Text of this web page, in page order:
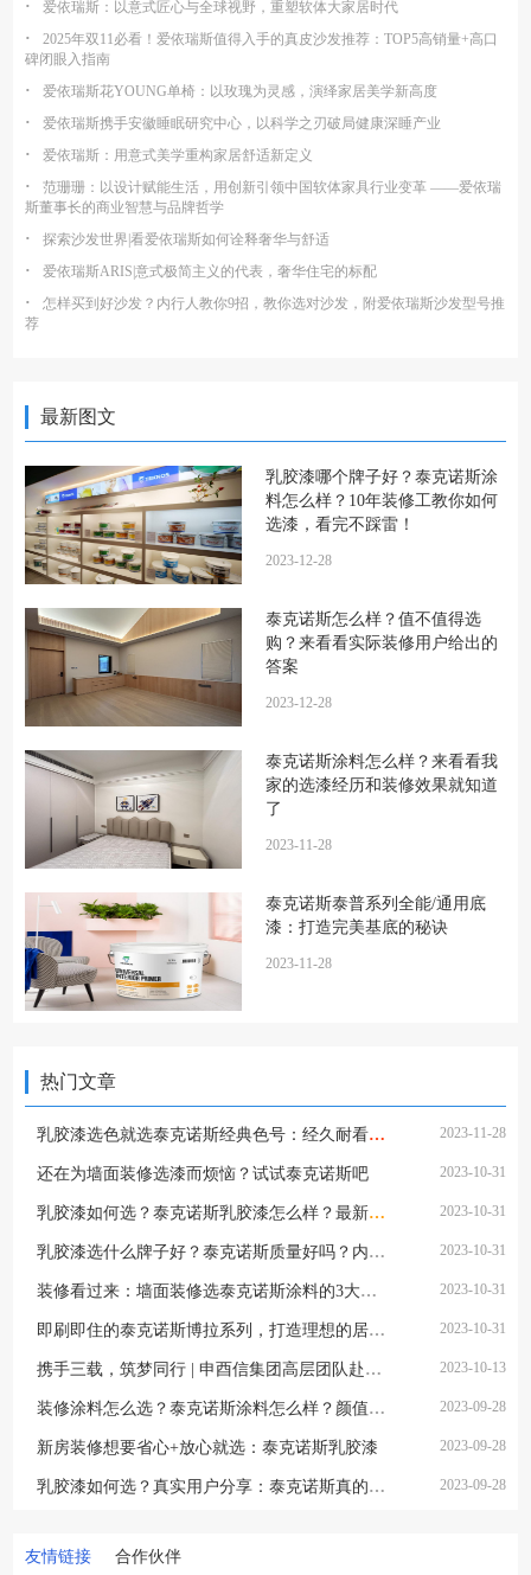
· 爱依瑞斯：以意式匠心与全球视野，重塑软体大家居时代
·
2025年双11必看！爱依瑞斯值得入手的真皮沙发推荐：TOP5高销量+高口
碑闭眼入指南
· 爱依瑞斯花YOUNG单椅：以玫瑰为灵感，演绎家居美学新高度
· 爱依瑞斯携手安徽睡眠研究中心，以科学之刃破局健康深睡产业
· 爱依瑞斯：用意式美学重构家居舒适新定义
·
范珊珊：以设计赋能生活，用创新引领中国软体家具行业变革 ——爱依瑞
斯董事长的商业智慧与品牌哲学
· 探索沙发世界|看爱依瑞斯如何诠释奢华与舒适
· 爱依瑞斯ARIS|意式极简主义的代表，奢华住宅的标配
·
怎样买到好沙发？内行人教你9招，教你选对沙发，附爱依瑞斯沙发型号推
荐
最新图文
乳胶漆哪个牌子好？泰克诺斯涂
料怎么样？10年装修工教你如何
选漆，看完不踩雷！
2023-12-28
泰克诺斯怎么样？值不值得选
购？来看看实际装修用户给出的
答案
2023-12-28
泰克诺斯涂料怎么样？来看看我
家的选漆经历和装修效果就知道
了
2023-11-28
泰克诺斯泰普系列全能/通用底
漆：打造完美基底的秘诀
2023-11-28
热门文章
乳胶漆选色就选泰克诺斯经典色号：经久耐看，不易翻车 2023-11-28
还在为墙面装修选漆而烦恼？试试泰克诺斯吧 2023-10-31
乳胶漆如何选？泰克诺斯乳胶漆怎么样？最新好看、环保、性价比又高的乳胶漆品牌推荐 2023-10-31
乳胶漆选什么牌子好？泰克诺斯质量好吗？内行人教你如何选墙面漆，看完不踩坑 2023-10-31
装修看过来：墙面装修选泰克诺斯涂料的3大理由 2023-10-31
即刷即住的泰克诺斯博拉系列，打造理想的居住体验 2023-10-31
携手三载，筑梦同行 | 申酉信集团高层团队赴芬兰实地考察泰克诺斯工厂 2023-10-13
装修涂料怎么选？泰克诺斯涂料怎么样？颜值功能同在线，带你入住健康环保家 2023-09-28
新房装修想要省心+放心就选：泰克诺斯乳胶漆 2023-09-28
乳胶漆如何选？真实用户分享：泰克诺斯真的好吗？ 2023-09-28
友情链接 合作伙伴